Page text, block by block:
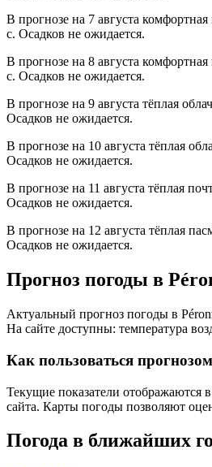
В прогнозе на 7 августа
с. Осадков не ожидается.
В прогнозе на 8 августа
с. Осадков не ожидается.
В прогнозе на 9 августа тёплая
Осадков не ожидается.
В прогнозе на 10 августа тёплая
Осадков не ожидается.
В прогнозе на 11 августа тёплая
Осадков не ожидается.
В прогнозе на 12 августа тёплая
Осадков не ожидается.
Прогноз погоды в
Актуальный прогноз погоды в
На сайте доступны: температура
Как пользоваться прогнозом
Текущие показатели отображаются
сайта. Карты погоды позволяют
Погода в ближайших